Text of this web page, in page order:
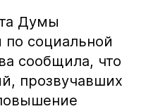
Думы
по социальной
сообщила, что
прозвучавших